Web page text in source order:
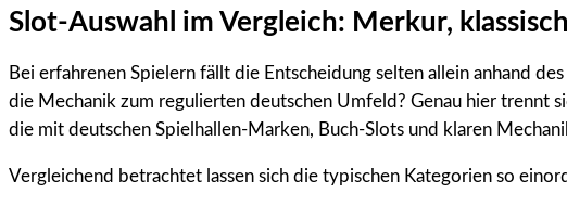
Slot-Auswahl im Vergleich: Merkur,
Bei erfahrenen Spielern fällt die Entscheidung selten allein anhand
die Mechanik zum regulierten deutschen Umfeld? Genau hier trennt
die mit deutschen Spielhallen-Marken, Buch-Slots und klaren
Vergleichend betrachtet lassen sich die typischen Kategorien so